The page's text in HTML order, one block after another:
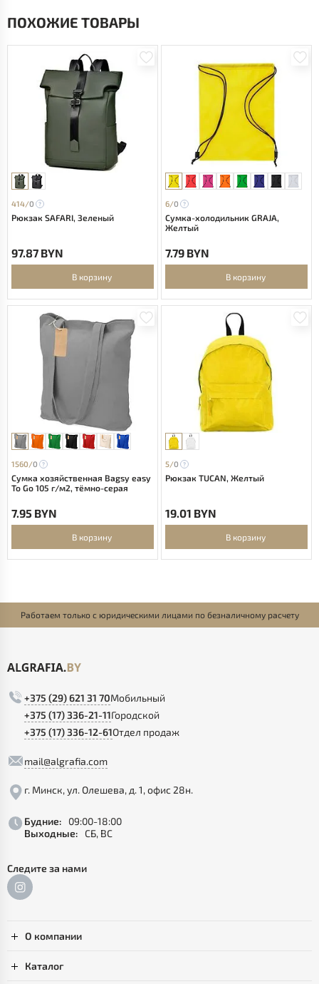
ПОХОЖИЕ ТОВАРЫ
414/0
Рюкзак SAFARI, Зеленый
97.87 BYN
В корзину
6/0
Сумка-холодильник GRAJA,
Желтый
7.79 BYN
В корзину
1560/0
Сумка хозяйственная Bagsy easy
To Go 105 г/м2, тёмно-серая
7.95 BYN
В корзину
5/0
Рюкзак TUCAN, Желтый
19.01 BYN
В корзину
Работаем только с юридическими лицами по безналичному расчету
+375 (29) 621 31 70Мобильный
+375 (17) 336-21-11Городской
+375 (17) 336-12-61Отдел продаж
mail@algrafia.com
г. Минск, ул. Олешева, д. 1, офис 28н.
Будние:
09:00-18:00
Выходные: СБ, ВС
Следите за нами
О компании
Каталог